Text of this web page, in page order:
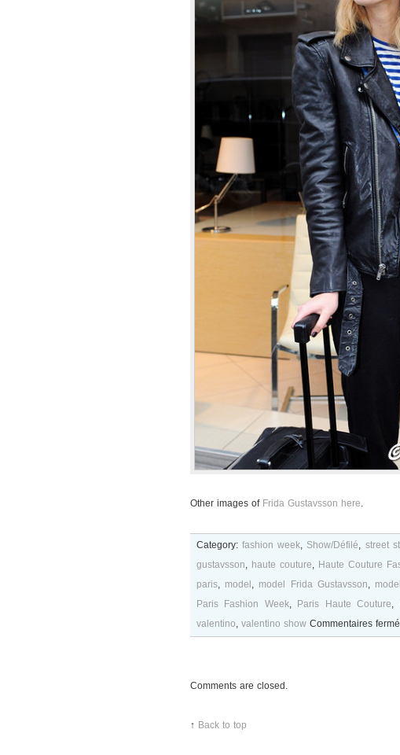
Other images of Frida Gustavsson here.
Category:fashion week, Show/Défilé, street
gustavsson, haute couture, Haute Couture
paris, model , model Frida Gustavsson,
Paris Fashion Week, Paris Haute Couture,
valentino, valentino show Commentaires
Comments are closed.
↑ Back to top